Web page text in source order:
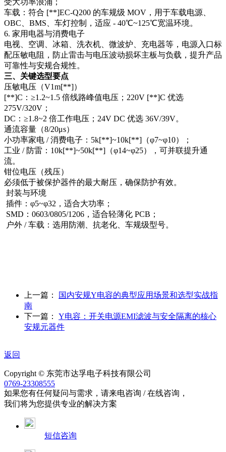
车载：符合 [**]EC-Q200 的车规级 MOV，用于车载电源、
OBC、BMS、车灯控制，适应 - 40℃~125℃宽温环境。​
6. 家用电器与消费电子​
电视、空调、冰箱、洗衣机、微波炉、充电器等，电源入口标
配压敏电阻，防止雷击与电压波动损坏主板与负载，提升产品
可靠性与安规合规性。
三、关键选型要点​
压敏电压（V1m[**]）​
[**]C：≥1.2~1.5 倍线路峰值电压；220V [**]C 优选
275V/320V；​
DC：≥1.8~2 倍工作电压；24V DC 优选 36V/39V。​
通流容量（8/20μs）​
小功率家电 / 消费电子：5k[**]~10k[**]（φ7~φ10）；​
工业 / 防雷：10k[**]~50k[**]（φ14~φ25），可并联提升通
流。​
钳位电压（残压）​
必须低于被保护器件的最大耐压，确保防护有效。​
封装与环境​
插件：φ5~φ32，适合大功率；​
SMD：0603/0805/1206，适合轻薄化 PCB；​
户外 / 车载：选用防潮、抗老化、车规级型号。
上一篇：
国内安规Y电容的典型应用场景和选型实战指
南
下一篇： Y电容：开关电源EMI滤波与安全隔离的核心
安规元器件
返回
Copyright © 东莞市达孚电子科技有限公司
0769-23308555
如果您有任何疑问与需求，请来电咨询 / 在线咨询，
我们将为您提供专业的解决方案
短信咨询